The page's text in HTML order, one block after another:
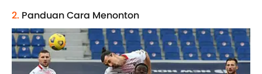
2. Panduan Cara Menonton